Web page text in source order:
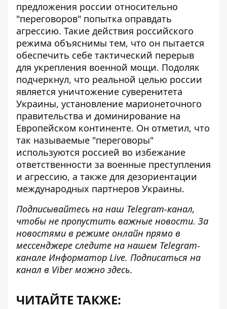
предложения россии относительно
"переговоров" попытка оправдать
агрессию. Такие действия российского
режима объяснимы тем, что он пытается
обеспечить себе тактический перерыв
для укрепления военной мощи. Подоляк
подчеркнул, что реальной целью россии
является уничтожение суверенитета
Украины, установление марионеточного
правительства и доминирование на
Европейском континенте. Он отметил, что
так называемые "переговоры"
используются россией во избежание
ответственности за военные преступления
и агрессию, а также для дезориентации
международных партнеров Украины.
Подписывайтесь на наш Telegram-канал,
чтобы не пропустить важные новости. За
новостями в режиме онлайн прямо в
мессенджере следите на нашем Telegram-
канале Информатор Live. Подписаться на
канал в Viber можно здесь.
ЧИТАЙТЕ ТАКЖЕ: